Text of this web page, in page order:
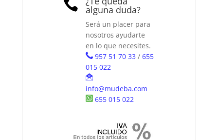
 alguna duda?
Será un placer para
nosotros ayudarte
en lo que necesites.
957 51 70 33 /655
015 022
info@mudeba.com
655 015 022